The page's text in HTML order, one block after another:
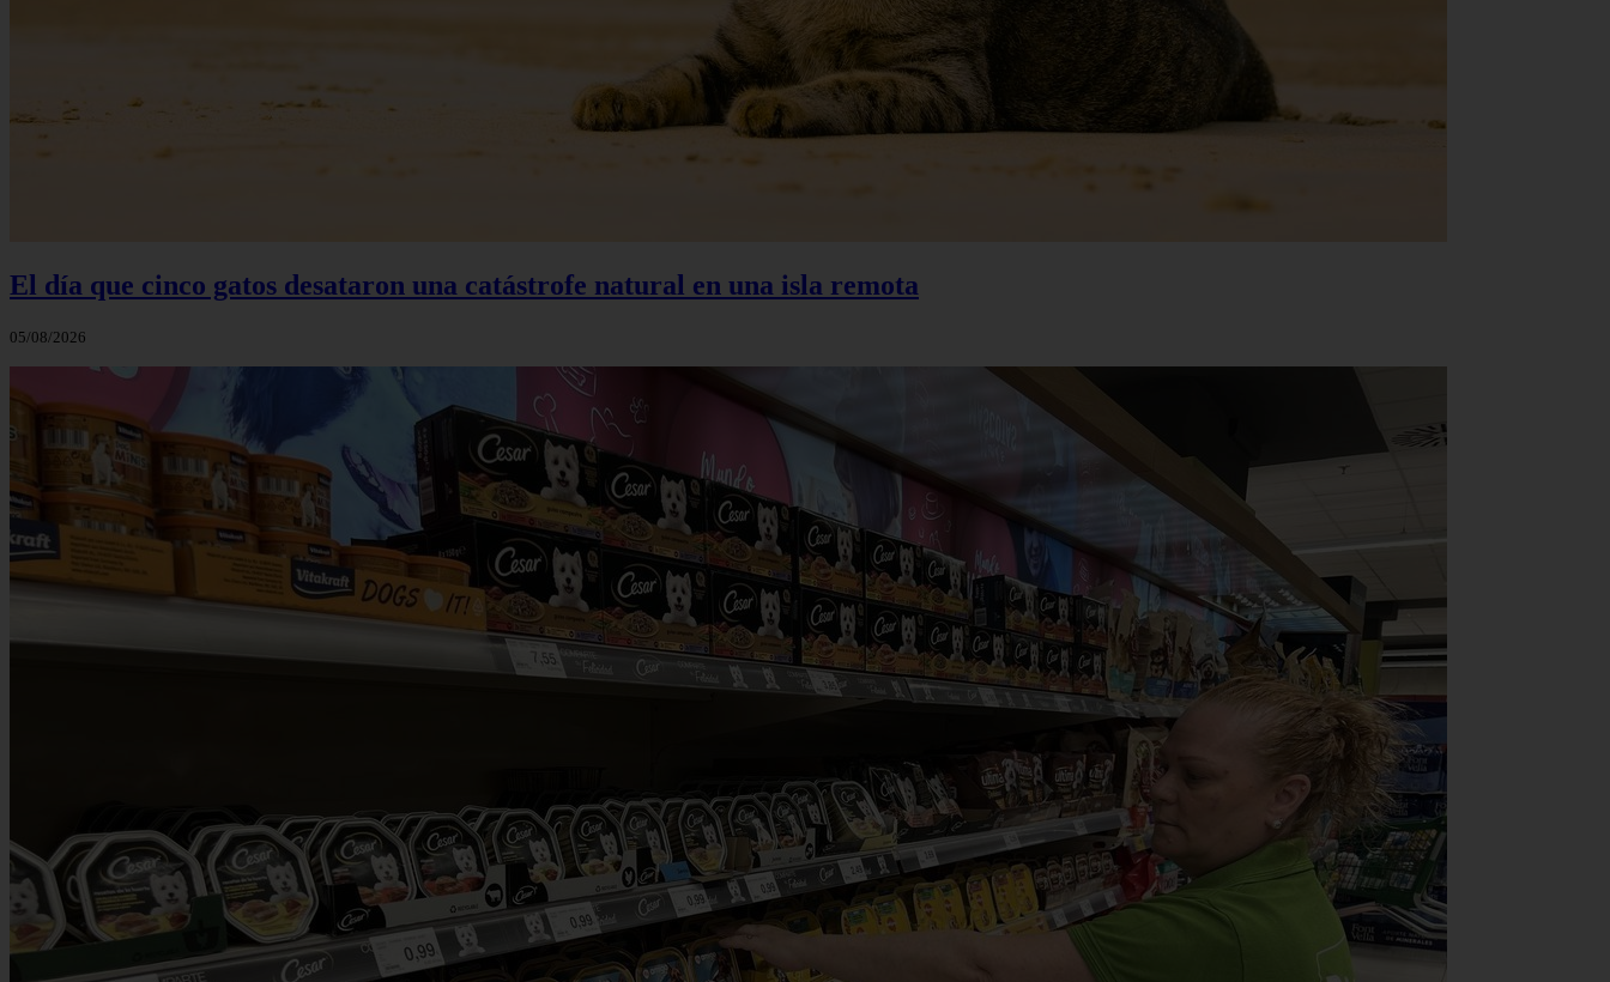
El día que cinco gatos desataron una catástrofe natural en una isla remota
05/08/2026